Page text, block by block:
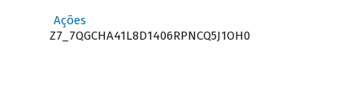
Ações
Z7_7QGCHA41L8D1406RPNCQ5J1OH0